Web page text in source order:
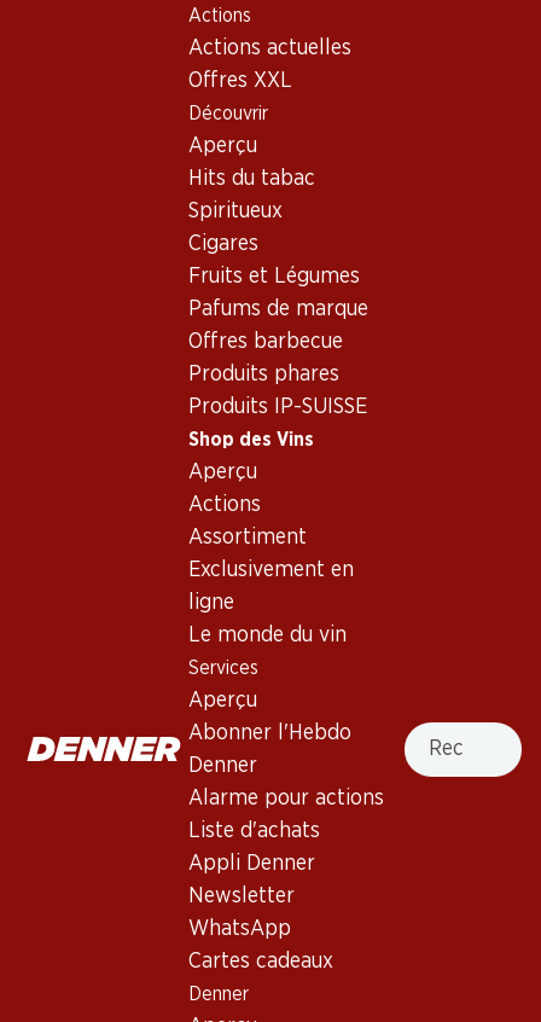
Actions
Actions actuelles
Offres XXL
Découvrir
Aperçu
Hits du tabac
Spiritueux
Cigares
Fruits et Légumes
Pafums de marque
Offres barbecue
Produits phares
Produits IP-SUISSE
Shop des Vins
Aperçu
Actions
Assortiment
Exclusivement en
ligne
Le monde du vin
Services
Aperçu
Abonner l'Hebdo
Denner
Alarme pour actions
Liste d'achats
Appli Denner
Newsletter
WhatsApp
Cartes cadeaux
Denner
Recherche
Shop des Vins
Bordeaux
La Rose des Dunes Rosé Bordeaux AOC
Recto Verso
La Rose des Dunes Rosé
Bordeaux AOC
Bordeaux
Robe framboise clair. Nez de cassis et de petits fruits
rouges. Bouche merveilleusement fruitée et rafraîchissante,